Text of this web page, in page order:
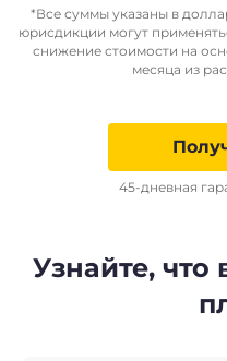
*Все суммы указаны в
юрисдикции могут
снижение стоимости на
месяца из
45-дневная
Узнайте, что